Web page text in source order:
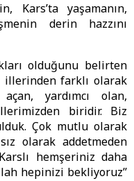
Kars’ta yaşamanın,
derin hazzını
olduğunu belirten
illerinden farklı olarak
yardımcı olan,
biridir. Biz
Çok mutlu olarak
olarak addetmeden
hemşeriniz daha
hepinizi bekliyoruz’’